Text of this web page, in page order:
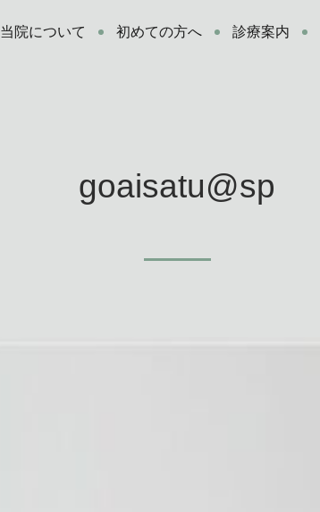
当院について 初めての方へ 診療案内
goaisatu@sp